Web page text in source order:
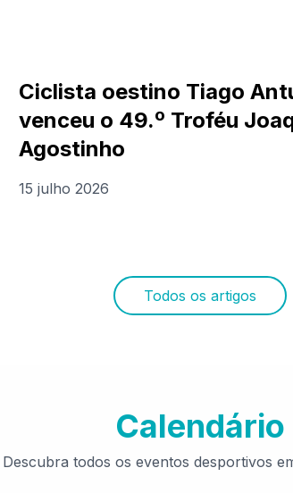
Ciclista oestino Tiago
venceu o 49.º Troféu
Agostinho
15 julho 2026
Todos os artigos
Calendário
Descubra todos os eventos desportivos